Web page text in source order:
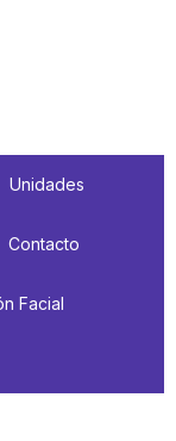
Unidades
Contacto
Facial